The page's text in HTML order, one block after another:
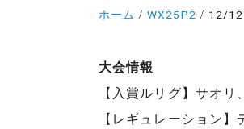
ホーム WX25P2 12/12
大会情報
【入賞ルリグ】サオリ
【レギュレーション